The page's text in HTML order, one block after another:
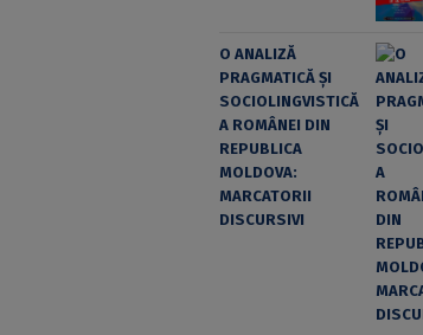
O ANALIZĂ
PRAGMATICĂ ȘI
SOCIOLINGVISTICĂ
A ROMÂNEI DIN
REPUBLICA
MOLDOVA:
MARCATORII
DISCURSIVI